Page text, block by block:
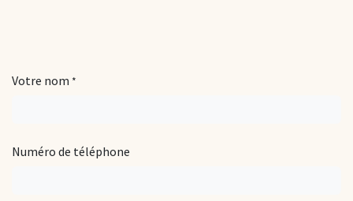
Votre nom *
Numéro de téléphone